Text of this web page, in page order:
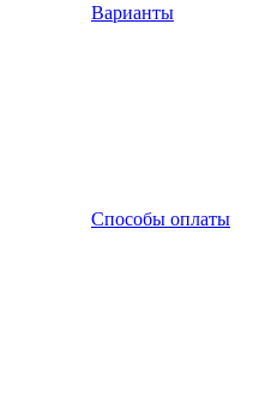
Варианты
Способы оплаты